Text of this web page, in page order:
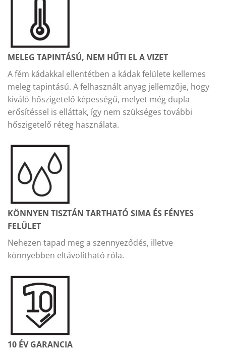
MELEG TAPINTÁSÚ, NEM HŰTI EL A VIZET
A fém kádakkal ellentétben a kádak felülete kellemes
meleg tapintású. A felhasznált anyag jellemzője, hogy
kiváló hőszigetelő képességű, melyet még dupla
erősítéssel is elláttak, így nem szükséges további
hőszigetelő réteg használata.
KÖNNYEN TISZTÁN TARTHATÓ SIMA ÉS FÉNYES
FELÜLET
Nehezen tapad meg a szennyeződés, illetve
könnyebben eltávolítható róla.
10 ÉV GARANCIA